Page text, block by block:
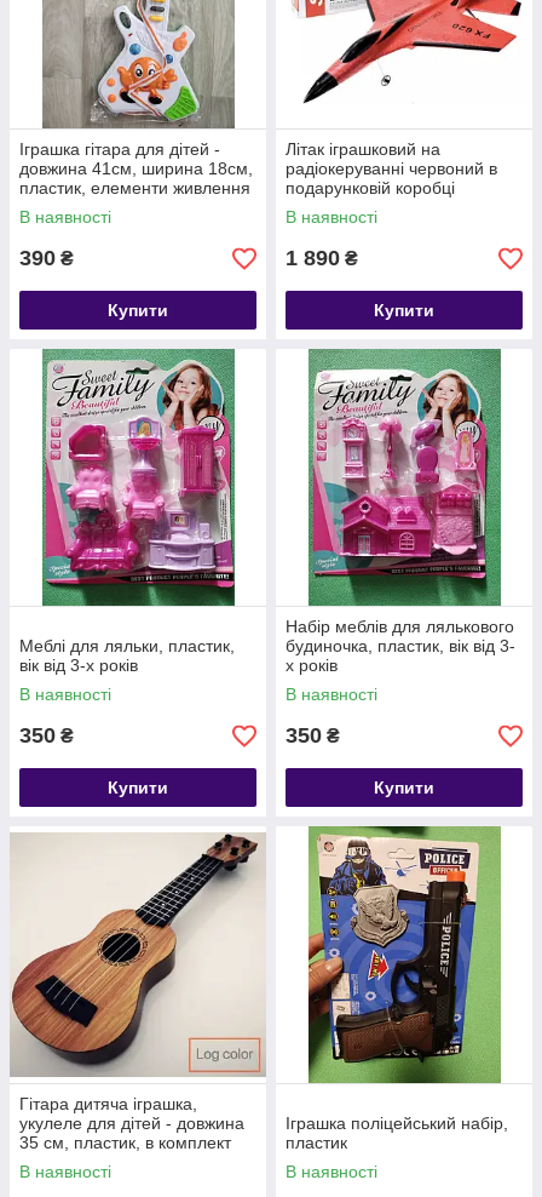
Іграшка гітара для дітей -
довжина 41см, ширина 18см,
пластик, елементи живлення
в комплект не входять
В наявності
390 ₴
Купити
Літак іграшковий на
радіокеруванні червоний в
подарунковій коробці
(батарейки в комплект не
входять)
В наявності
1 890 ₴
Купити
Меблі для ляльки, пластик,
вік від 3-х років
В наявності
350 ₴
Купити
Набір меблів для лялькового
будиночка, пластик, вік від 3-
х років
В наявності
350 ₴
Купити
Гітара дитяча іграшка,
укулеле для дітей - довжина
35 см, пластик, в комплект
входит медиатор
В наявності
Іграшка поліцейський набір,
пластик
В наявності